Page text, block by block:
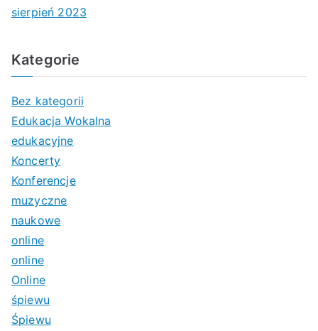
sierpień 2023
Kategorie
Bez kategorii
Edukacja Wokalna
edukacyjne
Koncerty
Konferencje
muzyczne
naukowe
online
online
Online
śpiewu
Śpiewu